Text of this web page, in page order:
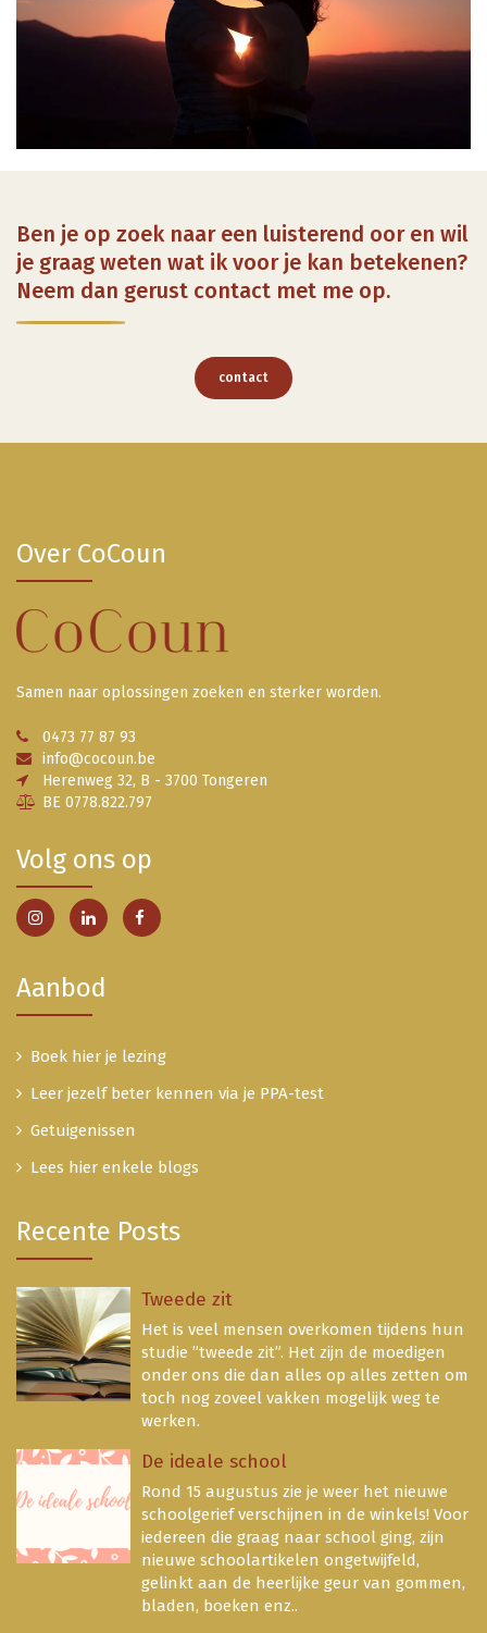
Ben je op zoek naar een luisterend oor en wil
je graag weten wat ik voor je kan betekenen?
Neem dan gerust contact met me op.
contact
Over CoCoun
Samen naar oplossingen zoeken en sterker worden.
0473 77 87 93
info@cocoun.be
Herenweg 32, B - 3700 Tongeren
BE 0778.822.797
Volg ons op
Aanbod
Boek hier je lezing
Leer jezelf beter kennen via je PPA-test
Getuigenissen
Lees hier enkele blogs
Recente Posts
Tweede zit
Het is veel mensen overkomen tijdens hun
studie ”tweede zit”. Het zijn de moedigen
onder ons die dan alles op alles zetten om
toch nog zoveel vakken mogelijk weg te
werken.
De ideale school
Rond 15 augustus zie je weer het nieuwe
schoolgerief verschijnen in de winkels! Voor
iedereen die graag naar school ging, zijn
nieuwe schoolartikelen ongetwijfeld,
gelinkt aan de heerlijke geur van gommen,
bladen, boeken enz..